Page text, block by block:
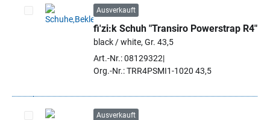
Artikel auswählen
Ausverkauft
fi'zi:k Schuh "Transiro Powerstrap R4"
black / white, Gr. 43,5
Art.-Nr.: 08129322
Org.-Nr.: TRR4PSMI1-1020 43,5
Ausverkauft